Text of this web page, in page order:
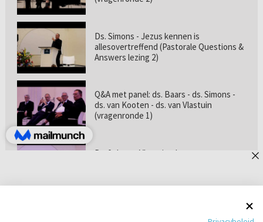
Ds. Simons - Jezus kennen is
allesovertreffend (Pastorale Questions &
Answers lezing 2)
Q&A met panel: ds. Baars - ds. Simons -
ds. van Kooten - ds. van Vlastuin
(vragenronde 1)
Prof. dr. van Vlastuin - Is